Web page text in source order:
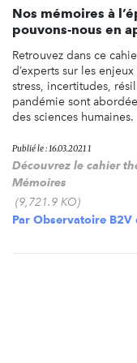
Nos mémoires à
pouvons-nous en
Retrouvez dans ce
d’experts sur les
stress, incertitudes,
pandémie sont
des sciences humaines.
Publié le : 16.03.2021 1
Découvrez le cahier
Mémoires
(9,721.9 KO)
Par Observatoire B2V